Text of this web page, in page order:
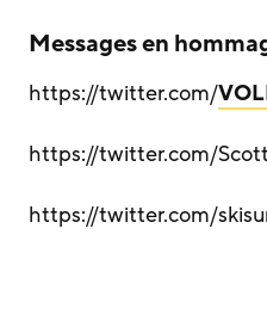
Messages en
https://twitter.com/
https://twitter.com/
https://twitter.com/